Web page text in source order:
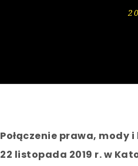
Połączenie prawa, mody
22 listopada 2019 r. w